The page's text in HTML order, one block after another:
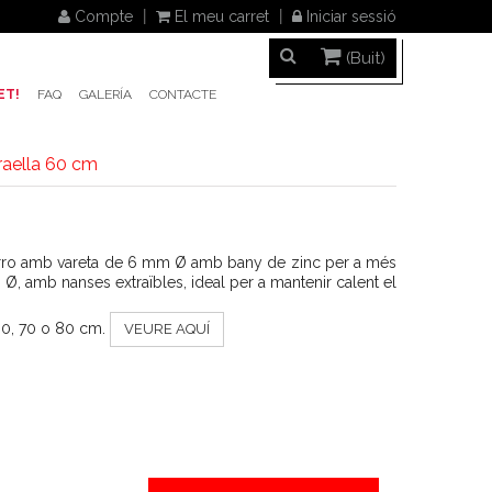
Compte El meu carret Iniciar sessió
(Buit)
FAQ GALERÍA CONTACTE
60 cm
amb vareta de 6 mm Ø amb bany de zinc per a més
amb nanses extraïbles, ideal per a mantenir calent el
70 o 80 cm. VEURE AQUÍ